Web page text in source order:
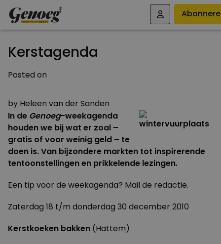
Kerstagenda
Posted on
by Heleen van der Sanden
In de Genoeg-weekagenda
houden we bij wat er zoal –
gratis of voor weinig geld – te
doen is. Van bijzondere markten tot inspirerende
tentoonstellingen en prikkelende lezingen.
Een tip voor de weekagenda? Mail de redactie.
Zaterdag 18 t/m donderdag 30 december 2010
Kerstkoeken bakken (Hattem)